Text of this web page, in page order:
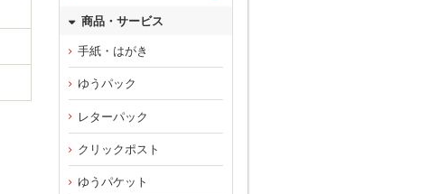
商品・サービス
手紙・はがき
ゆうパック
レターパック
クリックポスト
ゆうパケット